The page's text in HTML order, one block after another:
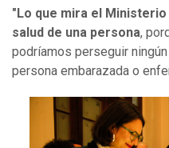
"Lo que mira el
salud de una persona,
podríamos perseguir
persona embarazada o